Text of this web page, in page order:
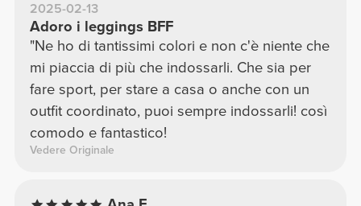
2025-02-13
Adoro i leggings BFF
"Ne ho di tantissimi colori e non c'è niente che
mi piaccia di più che indossarli. Che sia per
fare sport, per stare a casa o anche con un
outfit coordinato, puoi sempre indossarli! così
comodo e fantastico!
Vedere Originale